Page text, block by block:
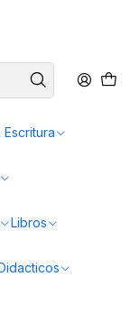
Libros
12hj